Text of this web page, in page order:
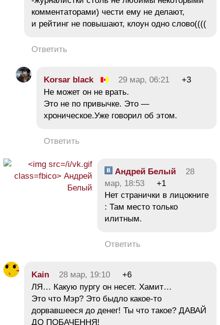
комментаторами) чести ему не делают,
и рейтинг не повышают, клоун одно слово((((
Ответить
Korsar black 29 мар, 06:21
+3
Не может он не врать.
Это не по привычке. Это —
хроническое.Уже говорил об этом.
Ответить
Андрей Белый
28
мар, 18:53
+1
Нет странички в лицокниге
: Там место только
илитным.
Ответить
Kain 28 мар, 19:10
+6
ЛЯ… Какую пургу он несет. Хамит…
Это что Мэр? Это быдло какое-то
дорвавшееся до денег! Ты что такое? ДАВАЙ
ДО ПОБАЧЕННЯ!